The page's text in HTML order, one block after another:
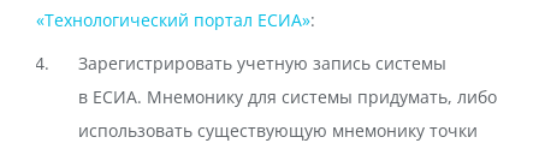
«Технологический портал ЕСИА»:
Зарегистрировать учетную запись системы
в ЕСИА. Мнемонику для системы придумать, либо
использовать существующую мнемонику точки